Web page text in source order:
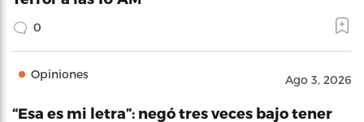
0
Opiniones Ago 3, 2026
“Esa es mi letra”: negó tres veces bajo tener